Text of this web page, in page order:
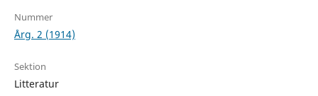
Nummer
Årg. 2 (1914)
Sektion
Litteratur